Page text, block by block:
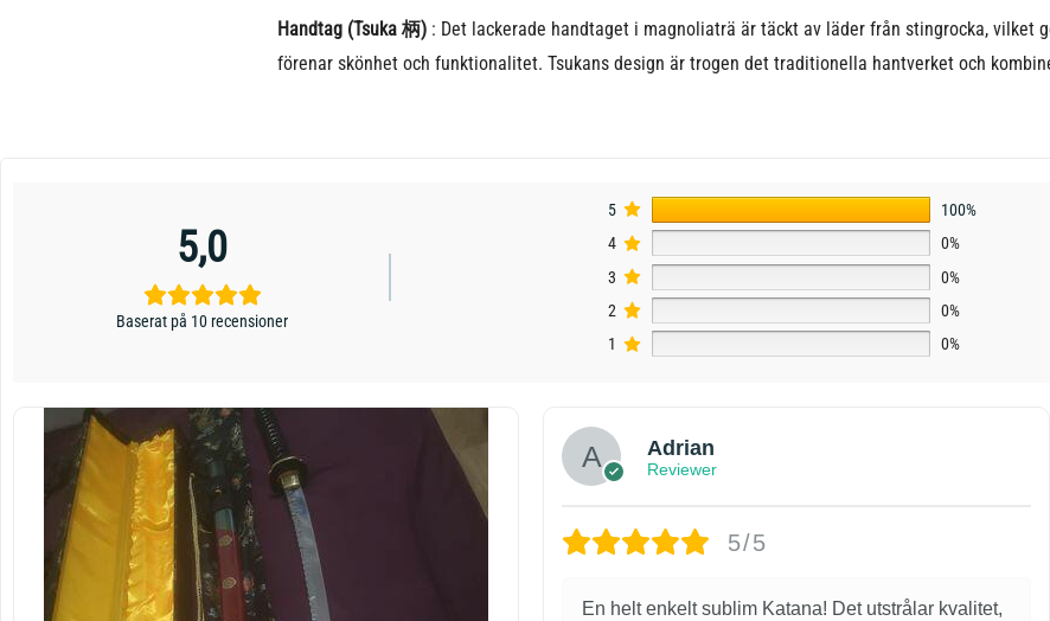
Handtag (Tsuka 柄): Det lackerade handtaget i magnoliaträ är täckt av läder från stingrocka, vilket
förenar skönhet och funktionalitet. Tsukans design är trogen det traditionella hantverket och
5,0
Baserat på 10 recensioner
5
100%
4
0%
3
0%
2
0%
1
0%
Adrian
Reviewer
5/5
En helt enkelt sublim Katana! Det utstrålar kvalitet,